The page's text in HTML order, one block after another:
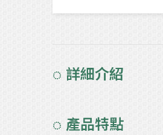
◌ 詳細介紹
◌ 產品特點